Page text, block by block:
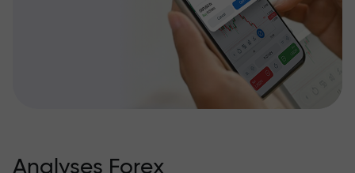
Analyses Forex